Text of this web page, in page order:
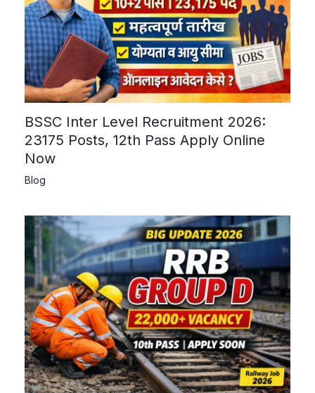
BSSC Inter Level Recruitment 2026:
23175 Posts, 12th Pass Apply Online
Now
Blog